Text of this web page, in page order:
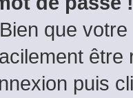
que
puis